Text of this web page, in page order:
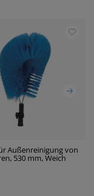
Außenreinigung von
530 mm, Weich